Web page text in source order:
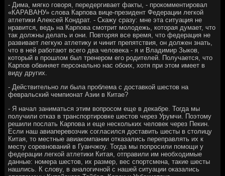
- Дима, мягко говоря, передергивает факты, - прокомментировал
«КАРАВАНУ» слова Карпова вице-президент Федерации легкой
атлетики Алексей Кондрат. - Скажу сразу: мне эта ситуация не
нравится, ведь на Карпова смотрит молодежь, которая думает, что
так должны делать и они. Повторяя все время, что федерация не
развивает легкую атлетику и чинит препятствия, он должен знать,
что в ней работают всего два человека - я и Владимир Зыков,
который в прошлом был тренером его родителей. Получается, что
Карпов обвиняет персонально нас обоих, хотя при этом имеет в
виду других.
- Действительно ли была проблема с доставкой шестов на
февральский чемпионат Азии в Китае?
- Я начал заниматься этим вопросом еще в декабре. Тогда мы
получили отказ в транспортировке шестов через Урумчи. Поэтому
решили послать Карпова и еще нескольких человек через Пекин.
Если наш авиаперевозчик согласился доставить шесты в столицу
Китая, то местные авиакомпании отказались переправлять их к
месту соревнований в Гуанчжоу. Тогда мы попросили помощи у
федерации легкой атлетики Китая, отправили им необходимые
данные: номера шестов, их размер, вес спортсмена, такие шесты
нашлись. К слову, в аналогичной с нашей ситуации оказались